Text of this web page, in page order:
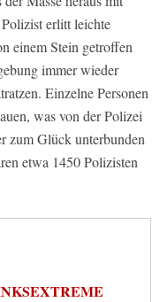
erlitt leichte
einem Stein getroffen
immer wieder
Einzelne Personen
was von der Polizei
zum Glück unterbunden
etwa 1450 Polizisten